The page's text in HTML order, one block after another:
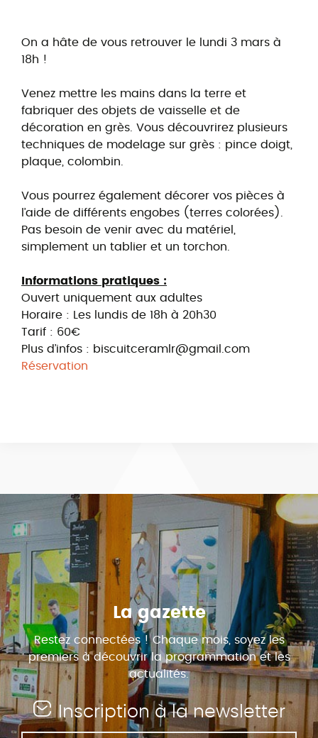
On a hâte de vous retrouver le lundi 3 mars à
18h !
Venez mettre les mains dans la terre et
fabriquer des objets de vaisselle et de
décoration en grès. Vous découvrirez plusieurs
techniques de modelage sur grès : pince doigt,
plaque, colombin.
Vous pourrez également décorer vos pièces à
l’aide de différents engobes (terres colorées).
Pas besoin de venir avec du matériel,
simplement un tablier et un torchon.
Informations pratiques :
Ouvert uniquement aux adultes
Horaire : Les lundis de 18h à 20h30
Tarif : 60€
Plus d’infos : biscuitceramlr@gmail.com
Réservation
La gazette
Restez connectées ! Chaque mois, soyez les
premiers à découvrir la programmation et les
actualités.
Inscription à la newsletter